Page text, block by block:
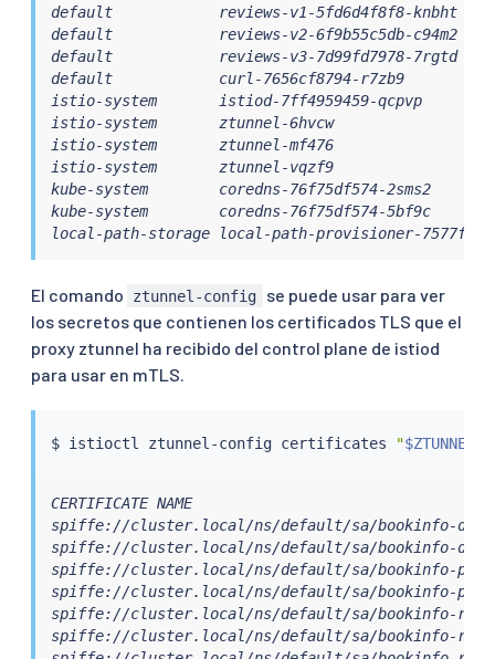
default            reviews-v1-5fd6d4f8f8-knbht
default            reviews-v2-6f9b55c5db-c94m2
default            reviews-v3-7d99fd7978-7rgtd
default            curl-7656cf8794-r7zb9
istio-system       istiod-7ff4959459-qcpvp
istio-system       ztunnel-6hvcw
istio-system       ztunnel-mf476
istio-system       ztunnel-vqzf9
kube-system        coredns-76f75df574-2sms2
kube-system        coredns-76f75df574-5bf9c
local-path-storage local-path-provisioner-
El comando ztunnel-config
se puede usar para ver
los secretos que contienen los certificados TLS que el
proxy ztunnel ha recibido del control plane de istiod
para usar en mTLS.
$ istioctl ztunnel-config certificates "$ZTUNNEL
CERTIFICATE NAME
spiffe://cluster.local/ns/default/sa/bookinfo-
spiffe://cluster.local/ns/default/sa/bookinfo-
spiffe://cluster.local/ns/default/sa/bookinfo-
spiffe://cluster.local/ns/default/sa/bookinfo-
spiffe://cluster.local/ns/default/sa/bookinfo-
spiffe://cluster.local/ns/default/sa/bookinfo-